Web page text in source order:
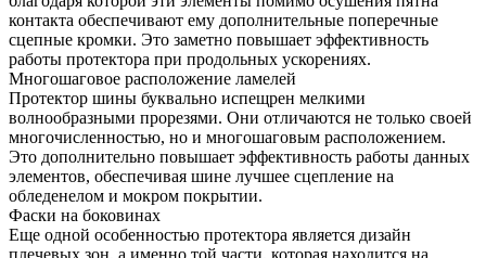
контакта обеспечивают ему дополнительные поперечные
сцепные кромки. Это заметно повышает эффективность
работы протектора при продольных ускорениях.
Многошаговое расположение ламелей
Протектор шины буквально испещрен мелкими
волнообразными прорезями. Они отличаются не только своей
многочисленностью, но и многошаговым расположением.
Это дополнительно повышает эффективность работы данных
элементов, обеспечивая шине лучшее сцепление на
обледенелом и мокром покрытии.
Фаски на боковинах
Еще одной особенностью протектора является дизайн
плечевых зон, а именно той части, которая находится на